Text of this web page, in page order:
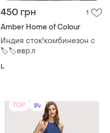
450 грн 1
Amber Home of Colour
Индия сток!комбинезон с
🏷🏷евр.л
L
TOP